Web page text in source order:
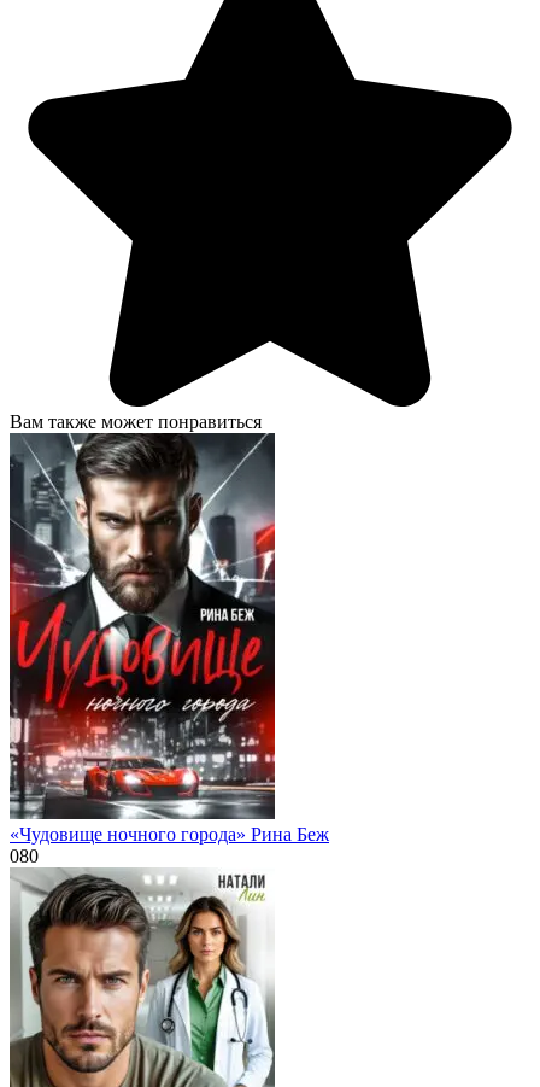
Вам также может понравиться
«Чудовище ночного города» Рина Беж
080